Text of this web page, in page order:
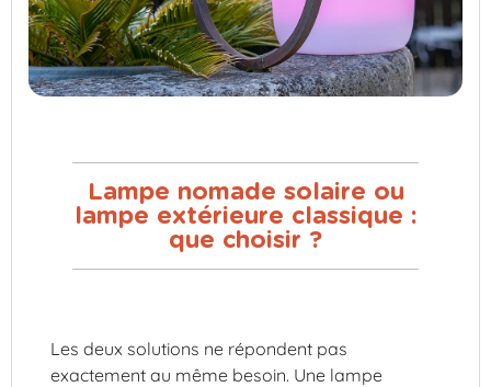
Lampe nomade solaire ou
lampe extérieure classique :
que choisir ?
Les deux solutions ne répondent pas
exactement au même besoin. Une lampe